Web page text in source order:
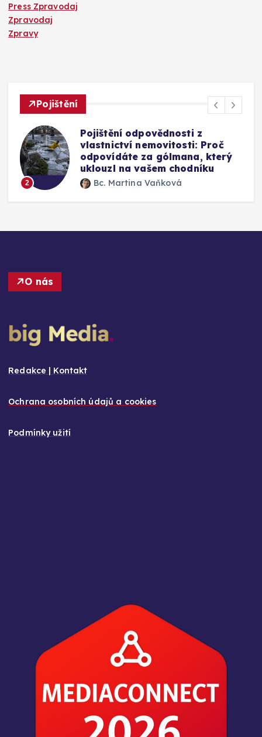
Press Zpravodaj
Zpravodaj
Zpravy
Pojištění
3
Mýty o pojištění skel u auta:
Vyplatí se připlatit si za přední
okno a jak funguje oprava bez
výměny
Bc. Martina Vaňková
O nás
Redakce | Kontakt
Ochrana osobních údajů a cookies
Podmínky užití